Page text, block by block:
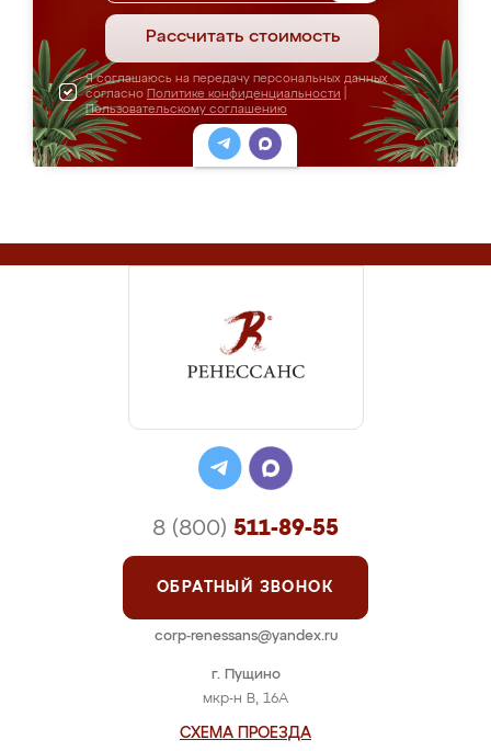
Рассчитать стоимость
Я соглашаюсь на передачу персональных данных
согласно Политике конфиденциальности
Пользовательскому соглашению
г. Пущино
мкр-н В, 16А
СХЕМА ПРОЕЗДА
8 (800) 511-89-55
ОБРАТНЫЙ ЗВОНОК
corp-renessans@yandex.ru